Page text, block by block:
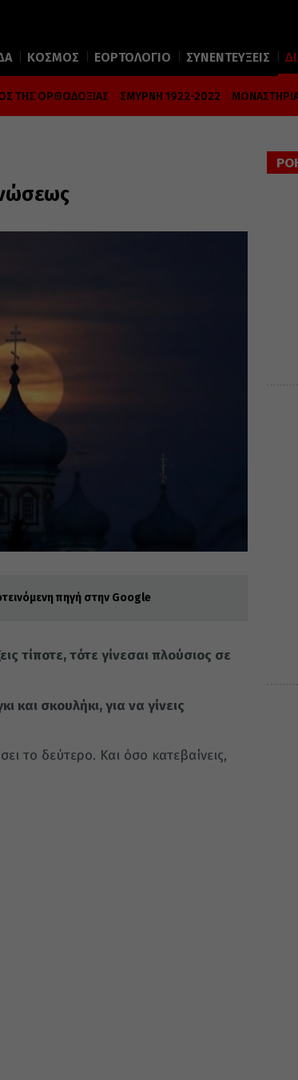
ΚΟΣΜΟΣ ΕΟΡΤΟΛΟΓΙΟ ΣΥΝΕΝΤΕΥΞΕΙΣ
ΤΗΣ ΟΡΘΟΔΟΞΙΑΣ ΣΜΥΡΝΗ 1922-2022
πηγή στην Google
τίποτε, τότε γίνεσαι πλούσιος σε
σκουλήκι, για να γίνεις
το δεύτερο. Και όσο κατεβαίνεις,